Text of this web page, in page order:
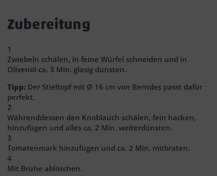
Zubereitung
1
Zwiebeln schälen, in feine Würfel schneiden und in
Olivenöl ca. 3 Min. glasig dünsten.
Tipp: Der Stieltopf mit Ø 16 cm von Berndes passt dafür
perfekt.
2
Währenddessen den Knoblauch schälen, fein hacken,
hinzufügen und alles ca. 2 Min. weiterdünsten.
3
Tomatenmark hinzufügen und ca. 2 Min. mitbraten.
4
Mit Brühe ablöschen.